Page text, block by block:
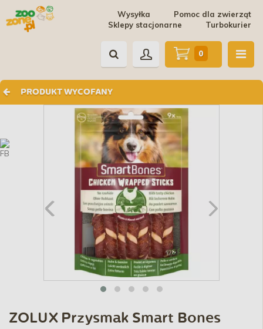
Pomoc dla zwierząt
Wysyłka
Turbokurier
Sklepy stacjonarne
PRODUKT WYCOFANY
0
ZOLUX Przysmak Smart Bones